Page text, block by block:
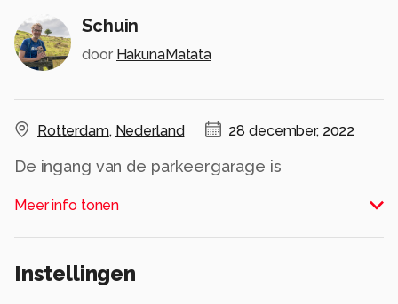
Schuin
door HakunaMatata
Rotterdam, Nederland 28 december, 2022
De ingang van de parkeergarage is
genoeg om op een zomerse dag er omheen te
gaan zitten.
Alle rechten voorbehouden
Meer info tonen
Instellingen